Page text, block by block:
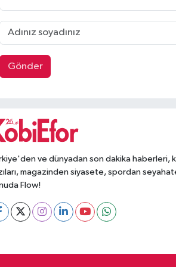
Gönder
ve dünyadan son dakika haberleri,
magazinden siyasete, spordan
Flow!